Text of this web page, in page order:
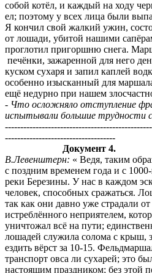
собой котёл, и каждый на ходу
ел; поэтому у всех лица были
Я кончил свой жалкий ужин,
от лошади, убитой нашими
проглотил пригоршню снега.
печёнки, зажаренной для него
куском сухаря и запил каплей
особенно изысканный для
ещё недурно при нашем
- Что осложняло отступление
испытывали большие трудности
------------------------------------
Документ
В.Левенштерн: « Ведя, таким
с поздним временем года и с
реки Березины. У нас в каждом
человек, способных сражаться.
так как они давно уже страдали
истреблённого неприятелем,
уничтожал всё на пути;
лошадей служила солома с крыш,
ездить вёрст за 10-15.
транспорт овса ли сухарей; это
настоящим праздником; без этой